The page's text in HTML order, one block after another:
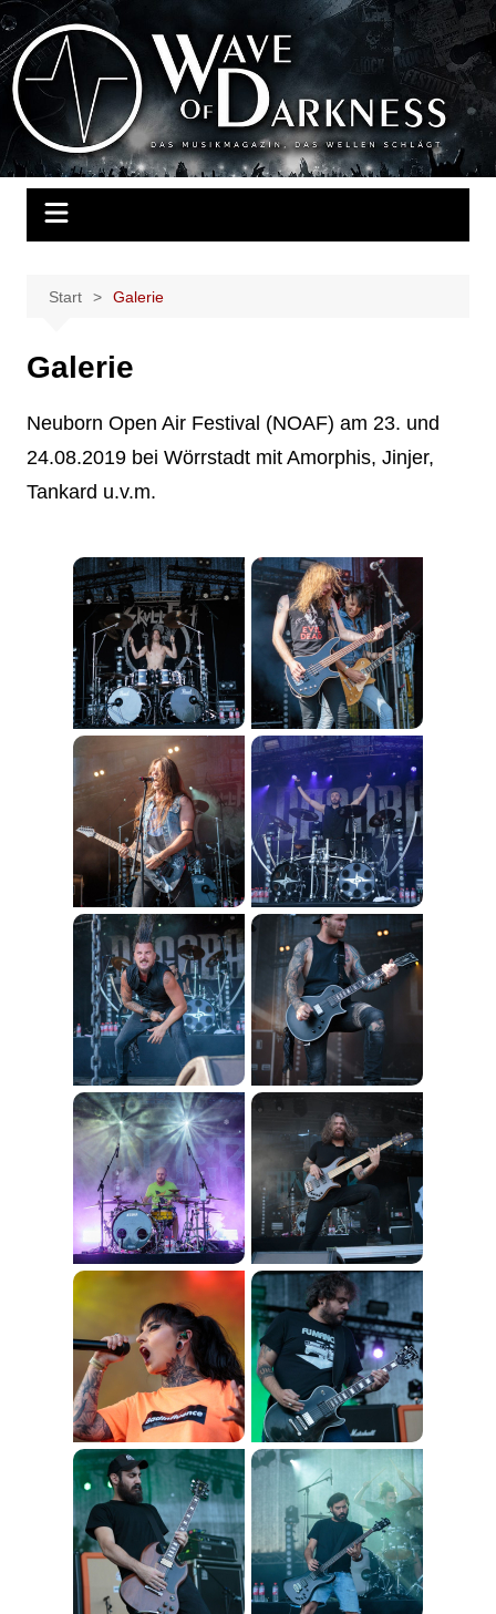
Zum
Inhalt
springen
Wave of Darkness
Das Musikmagazin, das Wellen schlägt. Konzerte, Festivals, Events,
Fotos, Termine, Interviews, Berichte, Musik
Start Galerie
Galerie
Neuborn Open Air Festival (NOAF) am 23. und
24.08.2019 bei Wörrstadt mit Amorphis, Jinjer,
Tankard u.v.m.